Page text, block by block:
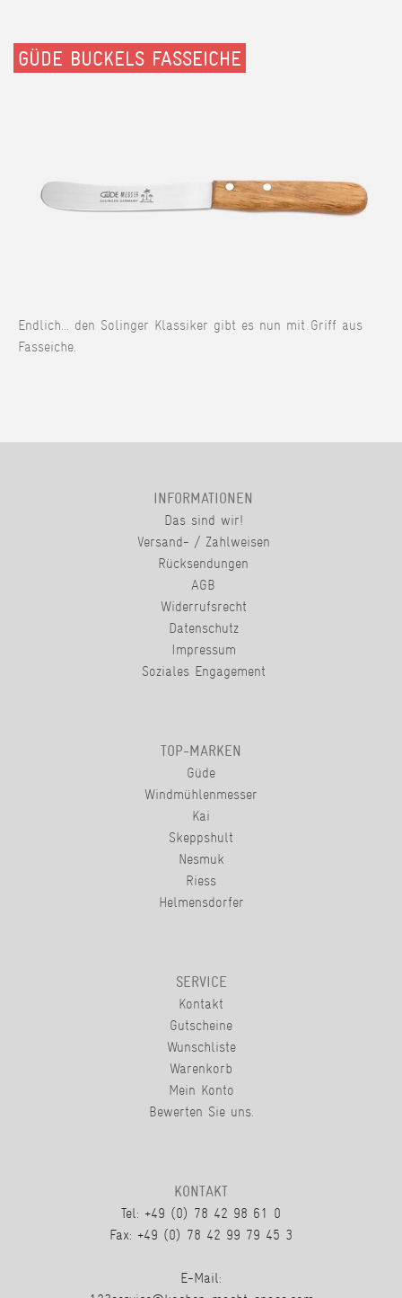
GÜDE BUCKELS FASSEICHE
Endlich... den Solinger Klassiker gibt es nun mit Griff aus
Fasseiche.
INFORMATIONEN
Das sind wir!
Versand- / Zahlweisen
Rücksendungen
AGB
Widerrufsrecht
Datenschutz
Impressum
Soziales Engagement
TOP-MARKEN
Güde
Windmühlenmesser
Kai
Skeppshult
Nesmuk
Riess
Helmensdorfer
SERVICE
Kontakt
Gutscheine
Wunschliste
Warenkorb
Mein Konto
Bewerten Sie uns.
KONTAKT
Tel: +49 (0) 78 42 98 61 0
Fax: +49 (0) 78 42 99 79 45 3
E-Mail: